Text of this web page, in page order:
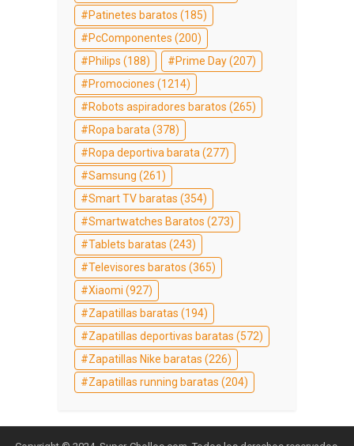
Patinetes baratos (185)
PcComponentes (200)
Philips (188) Prime Day(207)
Promociones (1214)
Robots aspiradores baratos (265)
Ropa barata (378)
Ropa deportiva barata (277)
Samsung (261)
Smart TV baratas (354)
Smartwatches Baratos (273)
Tablets baratas (243)
Televisores baratos (365)
Xiaomi (927)
Zapatillas baratas (194)
Zapatillas deportivas baratas (572)
Zapatillas Nike baratas (226)
Zapatillas running baratas (204)